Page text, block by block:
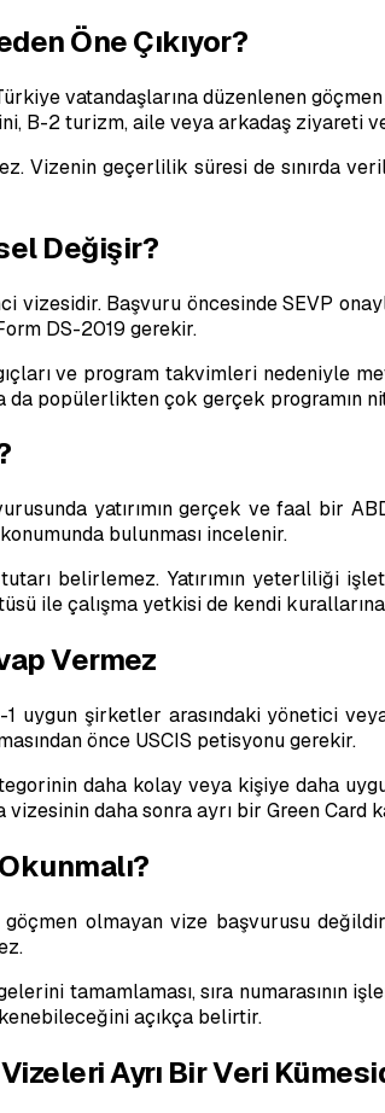
Öne Çıkıyor?
vatandaşlarına düzenlenen
B-2 turizm, aile veya arkadaş ziyareti
Vizenin geçerlilik süresi de sınırda
Değişir?
vizesidir. Başvuru öncesinde SEVP
DS-2019 gerekir.
ve program takvimleri nedeniyle
popülerlikten çok gerçek programın
yatırımın gerçek ve faal bir
bulunması incelenir.
belirlemez. Yatırımın
ile çalışma yetkisi de kendi
Vermez
uygun şirketler arasındaki yönetici
önce USCIS petisyonu gerekir.
daha kolay veya kişiye daha
daha sonra ayrı bir Green
olmayan vize başvurusu
tamamlaması, sıra
açıkça belirtir.
Ayrı Bir Veri